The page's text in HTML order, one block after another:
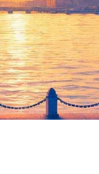
вальс»